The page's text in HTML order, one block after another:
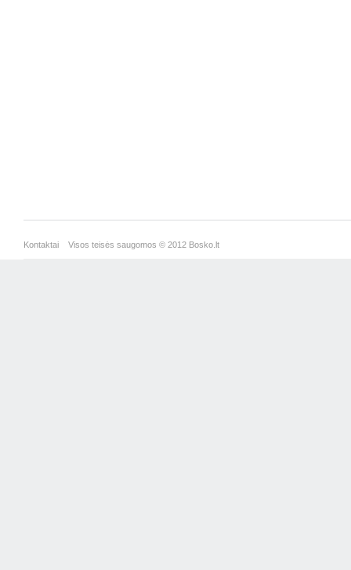
Kontaktai Visos teisės saugomos © 2012 Bosko.lt